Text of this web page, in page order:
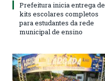
Prefeitura inicia entrega de
kits escolares completos
para estudantes da rede
municipal de ensino